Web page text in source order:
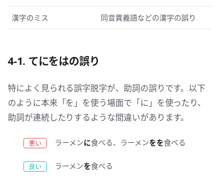
漢字のミス 同音異義語などの漢字の誤り
4-1. てにをはの誤り
特によく見られる誤字脱字が、助詞の誤りです。以下
のように本来「を」を使う場面で「に」を使ったり、
助詞が連続したりするような間違いがあります。
ラーメンに食べる、ラーメンをを食べる
ラーメンを食べる